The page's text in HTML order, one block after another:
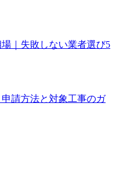
｜失敗しない業者選び5
請方法と対象工事のガ